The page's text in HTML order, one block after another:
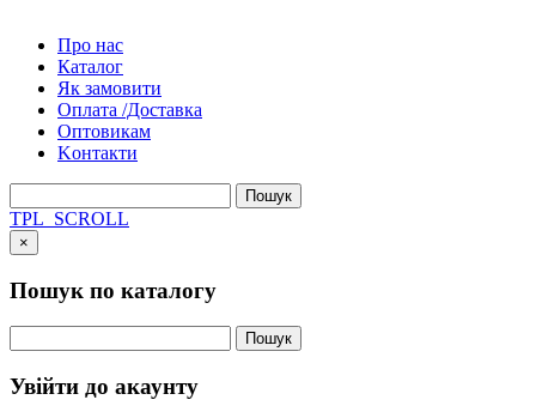
Про нас
Каталог
Як замовити
Оплата /Доставка
Оптовикам
Kонтакти
TPL_SCROLL
×
Пошук по каталогу
Увійти до акаунту